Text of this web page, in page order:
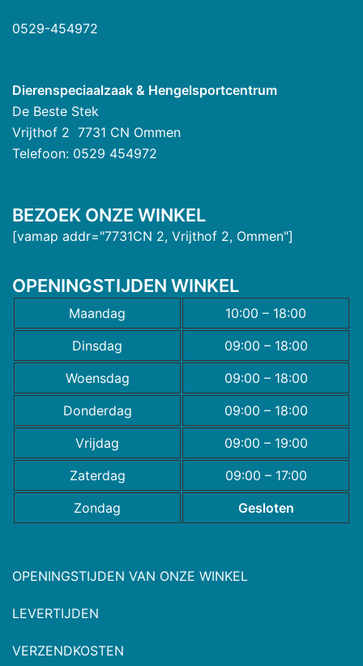
0529-454972
Dierenspeciaalzaak & Hengelsportcentrum
De Beste Stek
Vrijthof 2 7731 CN Ommen
Telefoon: 0529 454972
BEZOEK ONZE WINKEL
[vamap addr="7731CN 2, Vrijthof 2, Ommen"]
OPENINGSTIJDEN WINKEL
Maandag
10:00 – 18:00
Dinsdag
09:00 – 18:00
Woensdag
09:00 – 18:00
Donderdag
09:00 – 18:00
Vrijdag
09:00 – 19:00
Zaterdag
09:00 – 17:00
Zondag
Gesloten
OPENINGSTIJDEN VAN ONZE WINKEL
LEVERTIJDEN
VERZENDKOSTEN